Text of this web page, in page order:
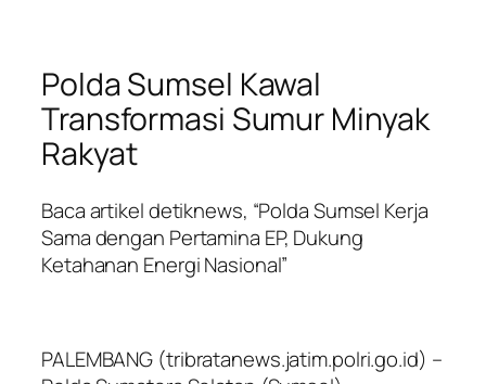
Polda Sumsel Kawal
Transformasi Sumur Minyak
Rakyat
Baca artikel detiknews, “Polda Sumsel Kerja
Sama dengan Pertamina EP, Dukung
Ketahanan Energi Nasional”
PALEMBANG (tribratanews.jatim.polri.go.id) –